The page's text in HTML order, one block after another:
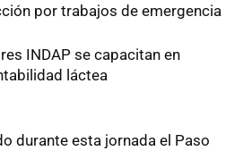
por trabajos de emergencia
INDAP se capacitan en
láctea
durante esta jornada el Paso